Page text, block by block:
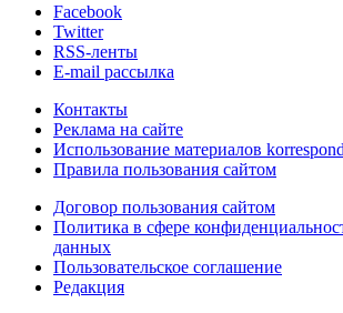
Facebook
Twitter
RSS-ленты
E-mail рассылка
Контакты
Реклама на сайте
Использование материалов
Правила пользования сайтом
Договор пользования сайтом
Политика в сфере
данных
Пользовательское соглашение
Редакция